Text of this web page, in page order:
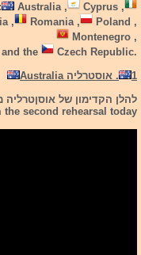
Australia ,
Cyprus ,
, Romania ,
Poland ,
Montenegro ,
the
Czech Republic.
1
. אוסטרליה Australia
second rehearsal today